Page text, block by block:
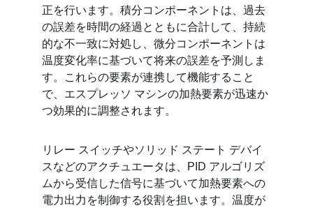
正を行います。積分コンポーネントは、過去
の誤差を時間の経過とともに合計して、持続
的な不一致に対処し、微分コンポーネントは
温度変化率に基づいて将来の誤差を予測しま
す。これらの要素が連携して機能すること
で、エスプレッソ マシンの加熱要素が迅速か
つ効果的に調整されます。
リレー スイッチやソリッド ステート デバイ
スなどのアクチュエータは、PID アルゴリズ
ムから受信した信号に基づいて加熱要素への
電力出力を制御する役割を担います。温度が